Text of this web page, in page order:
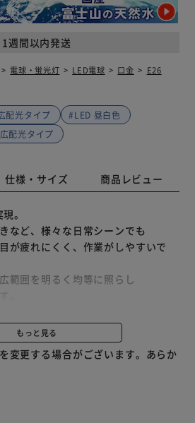
1週間以内発送
電球・蛍光灯 LED電球 口金 E26
配光タイプ
#LED 昼白色
配光タイプ
仕様・サイズ 商品レビュー
。
など、様々な日常シーンでも
が疲れにくく、作業がしやすいで
範囲を明るく均等に照らし
もっと見る
変更する場合がございます。あらか